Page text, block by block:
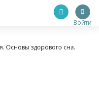
Войти
Основы здорового сна.